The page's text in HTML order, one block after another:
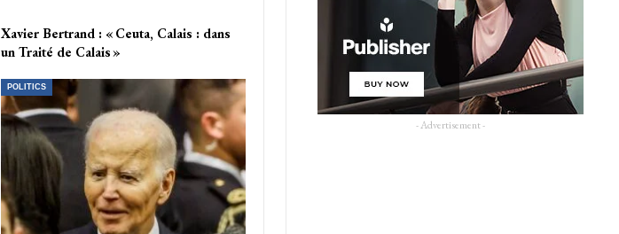
Xavier Bertrand : « Ceuta, Calais : dans
un Traité de Calais »
POLITICS
- Advertisement -